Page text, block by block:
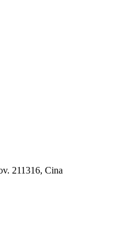
211316, Cina